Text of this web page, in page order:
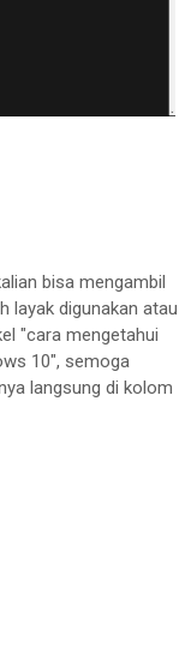
bisa mengambil
layak digunakan atau
"cara mengetahui
10", semoga
langsung di kolom